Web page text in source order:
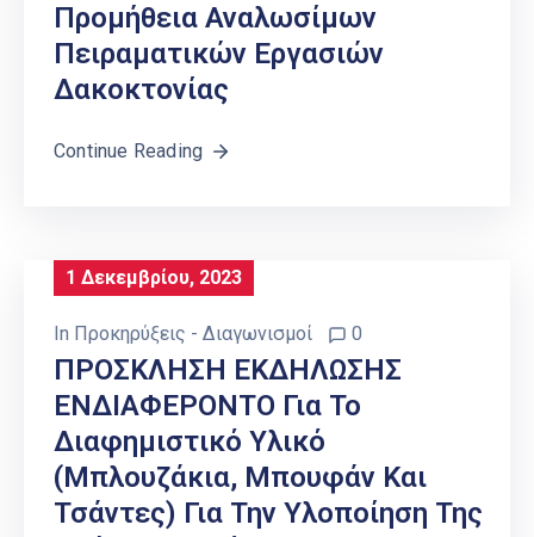
Προμήθεια Αναλωσίμων
Πειραματικών Εργασιών
Δακοκτονίας
Continue Reading
1 Δεκεμβρίου, 2023
In Προκηρύξεις - Διαγωνισμοί 0
ΠΡΟΣΚΛΗΣΗ ΕΚΔΗΛΩΣΗΣ
ΕΝΔΙΑΦΕΡΟΝΤΟ Για Το
Διαφημιστικό Υλικό
(μπλουζάκια, Μπουφάν Και
Τσάντες) Για Την Υλοποίηση Της